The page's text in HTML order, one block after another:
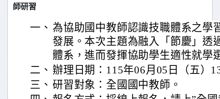
師研習
一、 為協助國中教師認識技職體系之學
發展。本次主題為融入「節慶」透
體系，進而發揮協助學生適性就學
二、 辦理日期：115年06月05日（五）
三、 研習對象：全國國中教師。